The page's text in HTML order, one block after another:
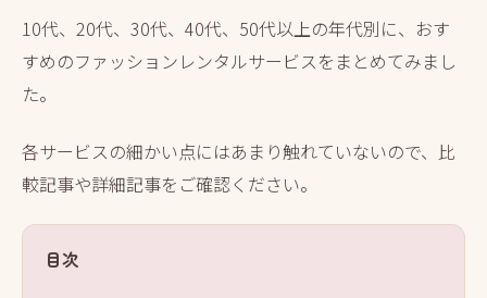
10代、20代、30代、40代、50代以上の年代別に、おす
すめのファッションレンタルサービスをまとめてみまし
た。
各サービスの細かい点にはあまり触れていないので、比
較記事や詳細記事をご確認ください。
目次